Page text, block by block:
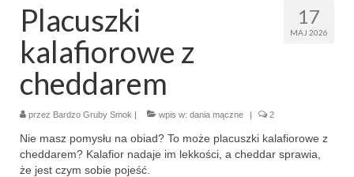
jednogarnkowe
makaron i ryż
sałatki
torty
17
MAJ 2026
Placuszki
kalafiorowe z
cheddarem
przez Bardzo Gruby Smok | wpis w: dania mączne | 2
Nie masz pomysłu na obiad? To może placuszki kalafiorowe z
cheddarem? Kalafior nadaje im lekkości, a cheddar sprawia,
że jest czym sobie pojeść.